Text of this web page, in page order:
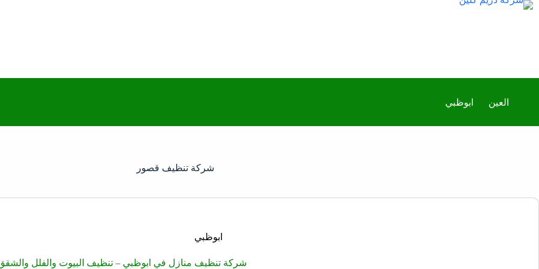
العين ابوظبي
شركة تنظيف قصور
ابوظبي
شركة تنظيف منازل في ابوظبي – تنظيف البيوت والفلل والشقق –